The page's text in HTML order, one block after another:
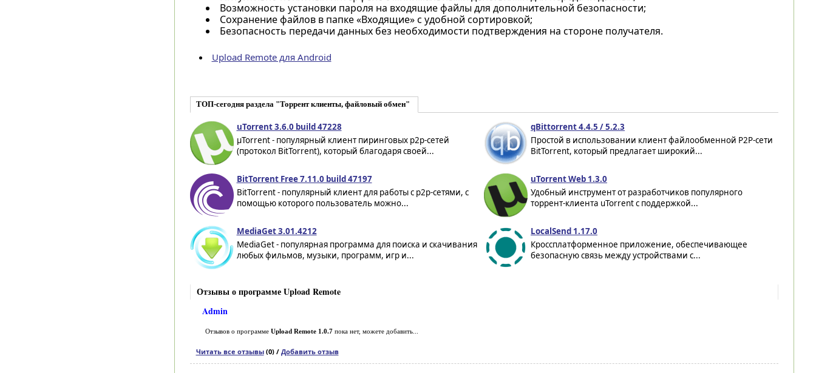
Возможность установки пароля на входящие файлы для дополнительной безопасности;
Сохранение файлов в папке «Входящие» с удобной сортировкой;
Безопасность передачи данных без необходимости подтверждения на стороне получателя.
Upload Remote для Android
ТОП-сегодня раздела "Торрент клиенты, файловый обмен"
uTorrent 3.6.0 build 47228
µTorrent - популярный клиент пиринговых p2p-сетей
(протокол BitTorrent), который благодаря своей...
qBittorrent 4.4.5 / 5.2.3
Простой в использовании клиент файлообменной P2P-сети
BitTorrent, который предлагает широкий...
BitTorrent Free 7.11.0 build 47197
BitTorrent - популярный клиент для работы с p2p-сетями, с
помощью которого пользователь можно...
uTorrent Web 1.3.0
Удобный инструмент от разработчиков популярного
торрент-клиента uTorrent с поддержкой...
MediaGet 3.01.4212
MediaGet - популярная программа для поиска и скачивания
любых фильмов, музыки, программ, игр и...
LocalSend 1.17.0
Кроссплатформенное приложение, обеспечивающее
безопасную связь между устройствами с...
Отзывы о программе Upload Remote
Admin
Отзывов о программе Upload Remote 1.0.7пока нет, можете добавить...
Читать все отзывы(0) / Добавить отзыв